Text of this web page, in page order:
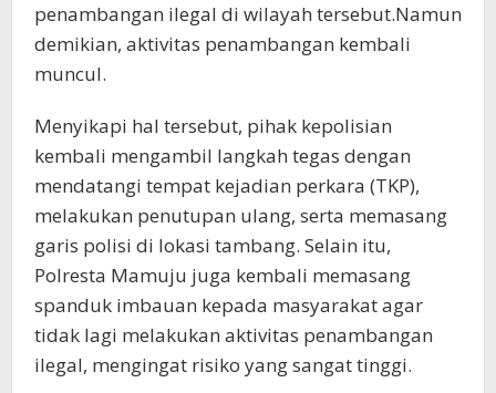
penambangan ilegal di wilayah tersebut.Namun
demikian, aktivitas penambangan kembali
muncul.
Menyikapi hal tersebut, pihak kepolisian
kembali mengambil langkah tegas dengan
mendatangi tempat kejadian perkara (TKP),
melakukan penutupan ulang, serta memasang
garis polisi di lokasi tambang. Selain itu,
Polresta Mamuju juga kembali memasang
spanduk imbauan kepada masyarakat agar
tidak lagi melakukan aktivitas penambangan
ilegal, mengingat risiko yang sangat tinggi.